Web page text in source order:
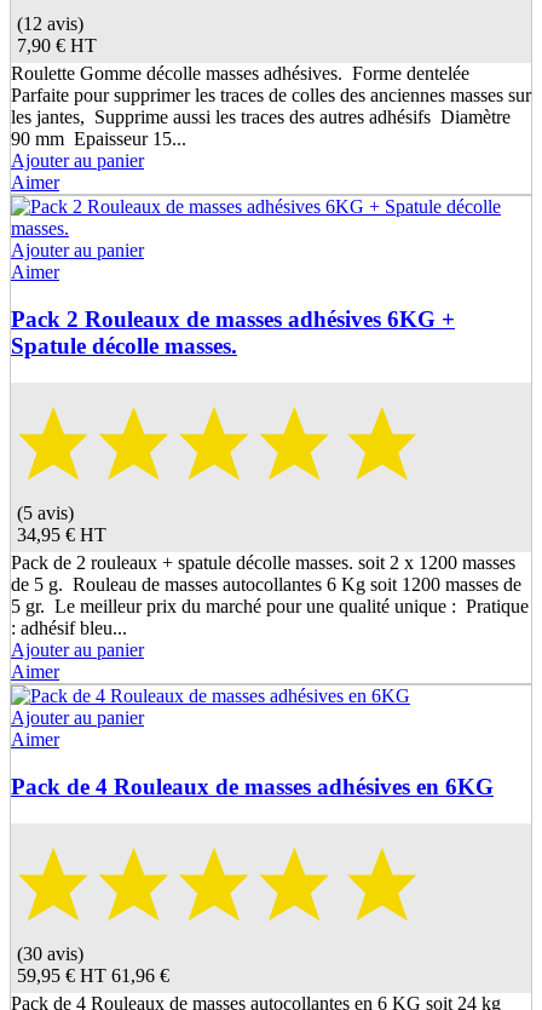
(12 avis)
7,90 € HT
Roulette Gomme décolle masses adhésives. Forme dentelée
Parfaite pour supprimer les traces de colles des anciennes masses sur
les jantes, Supprime aussi les traces des autres adhésifs Diamètre
90 mm Epaisseur 15...
Ajouter au panier
Aimer
Ajouter au panier
Aimer
Pack 2 Rouleaux de masses adhésives 6KG +
Spatule décolle masses.
(5 avis)
34,95 € HT
Pack de 2 rouleaux + spatule décolle masses. soit 2 x 1200 masses
de 5 g. Rouleau de masses autocollantes 6 Kg soit 1200 masses de
5 gr. Le meilleur prix du marché pour une qualité unique : Pratique
: adhésif bleu...
Ajouter au panier
Aimer
Ajouter au panier
Aimer
Pack de 4 Rouleaux de masses adhésives en 6KG
(30 avis)
59,95 € HT 61,96 €
Pack de 4 Rouleaux de masses autocollantes en 6 KG soit 24 kg